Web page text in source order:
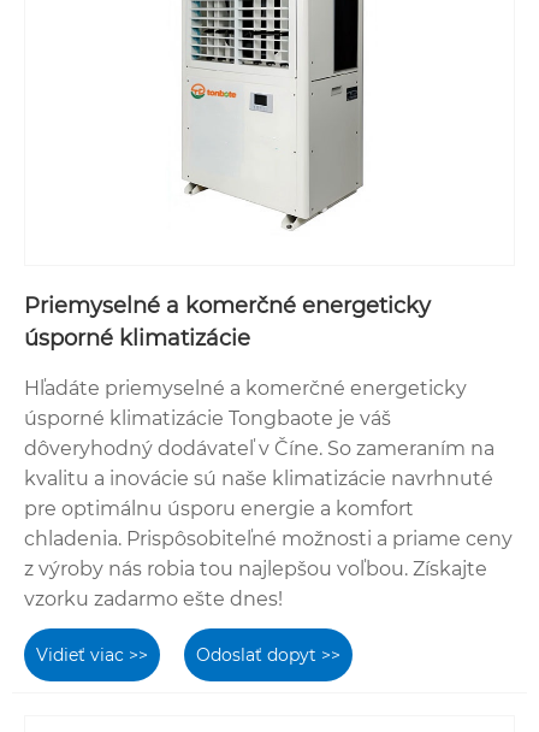
Priemyselné a komerčné energeticky
úsporné klimatizácie
Hľadáte priemyselné a komerčné energeticky
úsporné klimatizácie Tongbaote je váš
dôveryhodný dodávateľ v Číne. So zameraním na
kvalitu a inovácie sú naše klimatizácie navrhnuté
pre optimálnu úsporu energie a komfort
chladenia. Prispôsobiteľné možnosti a priame ceny
z výroby nás robia tou najlepšou voľbou. Získajte
vzorku zadarmo ešte dnes!
Vidieť viac >> Odoslať dopyt >>